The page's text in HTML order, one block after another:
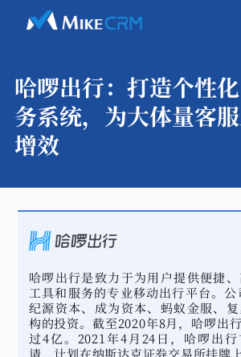
哈啰出行： 打造个性
务系统，为大体量客
增效
哈啰出行是致力于为用户提供便捷
工具和服务的专业移动出行平台。
纪源资本、成为资本、蚂蚁金服、
构的投资。截至2020年8月，哈啰出
过4亿。2021年4月24日，哈啰出
请，计划在纳斯达克证券交易所挂牌上